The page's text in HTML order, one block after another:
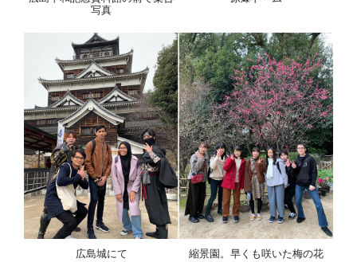
写真
広島城にて 縮景園。早くも咲いた梅の花